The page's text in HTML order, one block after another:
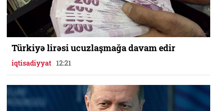
Türkiyə lirəsi ucuzlaşmağa davam edir
iqtisadiyyat 12:21